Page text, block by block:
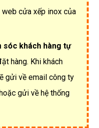
web cửa xếp inox của
sóc khách hàng tự
hàng. Khi khách
gửi về email công ty
gửi về hệ thống